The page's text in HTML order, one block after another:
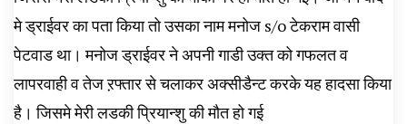
मे ड्राईवर का पता किया तो उसका नाम मनोज s/o टेकराम वासी
पेटवाड था। मनोज ड्राईवर ने अपनी गाडी उक्त को गफलत व
लापरवाही व तेज ऱफ्तार से चलाकर अक्सीडैन्ट करके यह हादसा किया
है। जिसमे मेरी लडकी प्रियान्शु की मौत हो गई